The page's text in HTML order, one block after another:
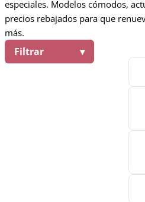
especiales. Modelos cómodos,
precios rebajados para que
más.
Filtrar